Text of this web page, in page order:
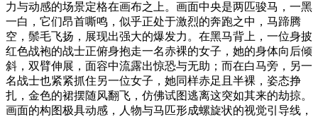
力与动感的场景定格在画布之上。画面中央是两匹骏马，一黑
一白，它们昂首嘶鸣，似乎正处于激烈的奔跑之中，马蹄腾
空，鬃毛飞扬，展现出强大的爆发力。在黑马背上，一位身披
红色战袍的战士正俯身抱走一名赤裸的女子，她的身体向后倾
斜，双臂伸展，面容中流露出惊恐与无助；而在白马旁，另一
名战士也紧紧抓住另一位女子，她同样赤足且半裸，姿态挣
扎，金色的裙摆随风翻飞，仿佛试图逃离这突如其来的劫掠。
画面的构图极具动感，人物与马匹形成螺旋状的视觉引导线，